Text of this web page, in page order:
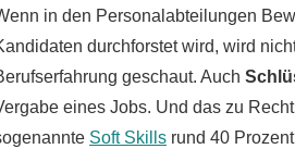
in den Personalabteilungen
durchforstet wird, wird
geschaut. Auch
eines Jobs. Und das zu
Soft Skills rund 40